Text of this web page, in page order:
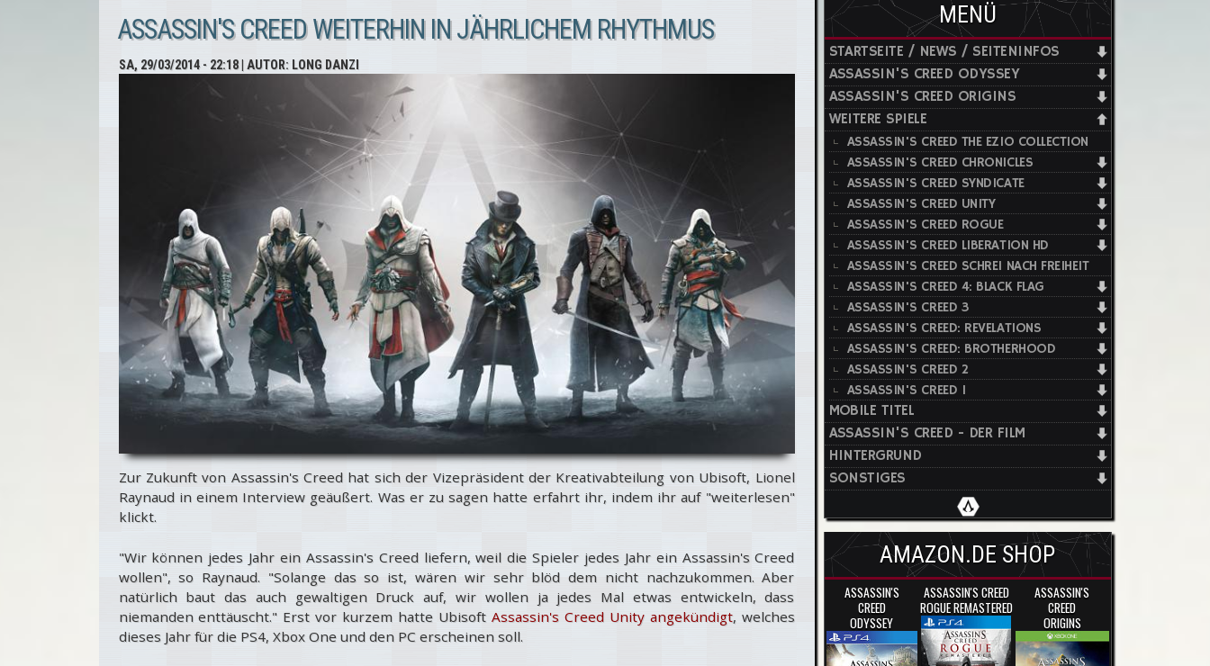
ASSASSIN'S CREED WEITERHIN IN JÄHRLICHEM RHYTHMUS
SA, 29/03/2014 - 22:18| AUTOR: LONG DANZI
Zur Zukunft von Assassin's Creed hat sich der Vizepräsident der Kreativabteilung von Ubisoft, Lionel
Raynaud in einem Interview geäußert. Was er zu sagen hatte erfahrt ihr, indem ihr auf "weiterlesen"
klickt.
"Wir können jedes Jahr ein Assassin's Creed liefern, weil die Spieler jedes Jahr ein Assassin's Creed
wollen", so Raynaud. "Solange das so ist, wären wir sehr blöd dem nicht nachzukommen. Aber
natürlich baut das auch gewaltigen Druck auf, wir wollen ja jedes Mal etwas entwickeln, dass
niemanden enttäuscht." Erst vor kurzem hatte Ubisoft Assassin's Creed Unity angekündigt, welches
dieses Jahr für die PS4, Xbox One und den PC erscheinen soll.
MENÜ
STARTSEITE / NEWS / SEITENINFOS
ASSASSIN'S CREED ODYSSEY
ASSASSIN'S CREED ORIGINS
WEITERE SPIELE
ASSASSIN'S CREED THE EZIO COLLECTION
ASSASSIN'S CREED CHRONICLES
ASSASSIN'S CREED SYNDICATE
ASSASSIN'S CREED UNITY
ASSASSIN'S CREED ROGUE
ASSASSIN'S CREED LIBERATION HD
ASSASSIN'S CREED SCHREI NACH FREIHEIT
ASSASSIN'S CREED 4: BLACK FLAG
ASSASSIN'S CREED 3
ASSASSIN'S CREED: REVELATIONS
ASSASSIN'S CREED: BROTHERHOOD
ASSASSIN'S CREED 2
ASSASSIN'S CREED 1
MOBILE TITEL
ASSASSIN'S CREED - DER FILM
HINTERGRUND
SONSTIGES
AMAZON.DE SHOP
ASSASSIN'S
CREED
ODYSSEY
ASSASSIN'S CREED
ROGUE REMASTERED
ASSASSIN'S
CREED
ORIGINS